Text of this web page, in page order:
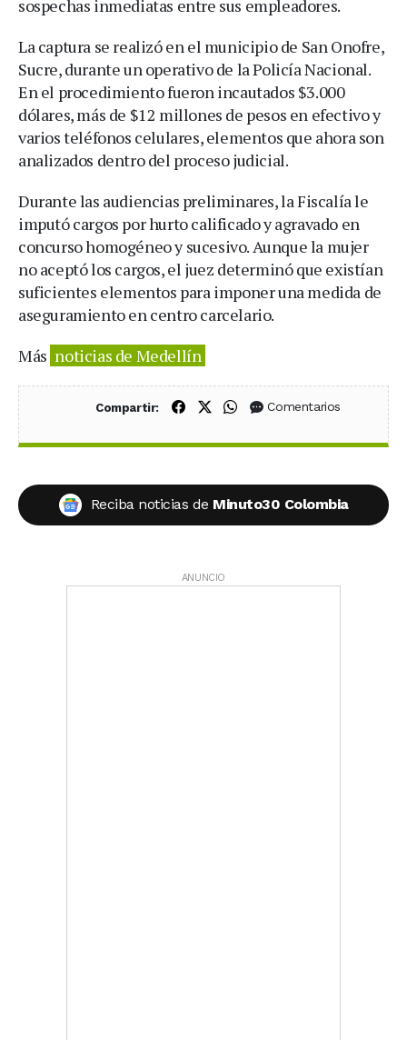
sospechas inmediatas entre sus empleadores.
La captura se realizó en el municipio de San Onofre,
Sucre, durante un operativo de la Policía Nacional.
En el procedimiento fueron incautados $3.000
dólares, más de $12 millones de pesos en efectivo y
varios teléfonos celulares, elementos que ahora son
analizados dentro del proceso judicial.
Durante las audiencias preliminares, la Fiscalía le
imputó cargos por hurto calificado y agravado en
concurso homogéneo y sucesivo. Aunque la mujer
no aceptó los cargos, el juez determinó que existían
suficientes elementos para imponer una medida de
aseguramiento en centro carcelario.
Más noticias de Medellín
Compartir: Compartir en Facebook
Compartir en X (Twitter)
Compartir en WhatsApp
Comentarios
Reciba noticias de Minuto30 Colombia
ANUNCIO